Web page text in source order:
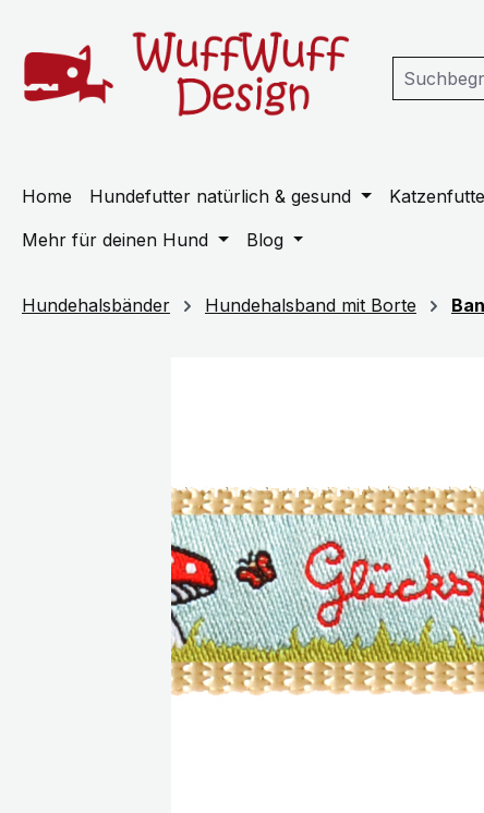
Home Hundefutter natürlich & gesund
Mehr für deinen Hund
Blog
Hundehalsbänder Hundehalsband mit Borte